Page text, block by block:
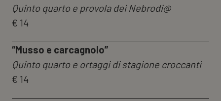
Quinto quarto e provola dei Nebrodi@
€ 14
“Musso e carcagnolo”
Quinto quarto e ortaggi di stagione croccanti
€ 14